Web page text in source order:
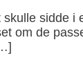
sidde
om de